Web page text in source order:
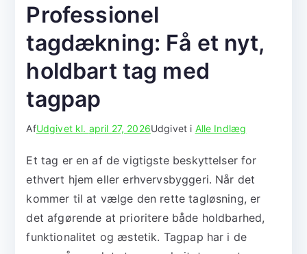
Professionel
tagdækning: Få et nyt,
holdbart tag med
tagpap
AfUdgivet kl. april 27, 2026Udgivet i Alle Indlæg
Et tag er en af de vigtigste beskyttelser for
ethvert hjem eller erhvervsbyggeri. Når det
kommer til at vælge den rette tagløsning, er
det afgørende at prioritere både holdbarhed,
funktionalitet og æstetik. Tagpap har i de